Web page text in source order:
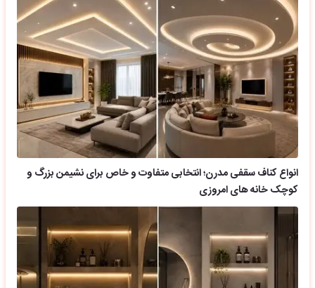
انواع کناف سقفی مدرن؛ انتخابی متفاوت و خاص برای نشیمن بزرگ و
کوچک خانه های امروزی